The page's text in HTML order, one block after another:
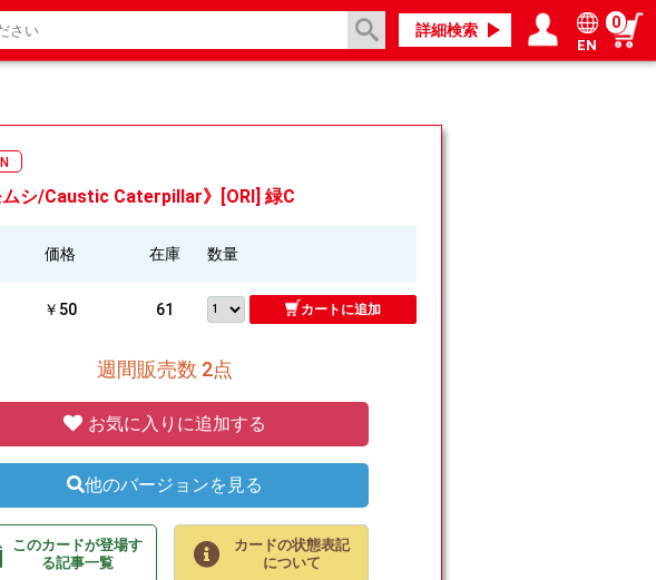
詳細検索
EN
0
ムシ/Caustic Caterpillar》[ORI] 緑C
価格 在庫 数量
￥50 61 カートに追加
週間販売数 2点
お気に入りに追加する
他のバージョンを見る
このカードが登場す
る記事一覧
カードの状態表記
について